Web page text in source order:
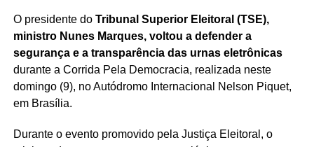
Redação Saiba+
O presidente do Tribunal Superior Eleitoral (TSE),
ministro Nunes Marques, voltou a defender a
segurança e a transparência das urnas eletrônicas
durante a Corrida Pela Democracia, realizada neste
domingo (9), no Autódromo Internacional Nelson Piquet,
em Brasília.
Durante o evento promovido pela Justiça Eleitoral, o